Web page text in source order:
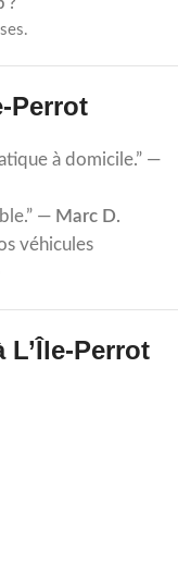
?
Perrot
à domicile.” —
— Marc D.
véhicules
L’Île-Perrot